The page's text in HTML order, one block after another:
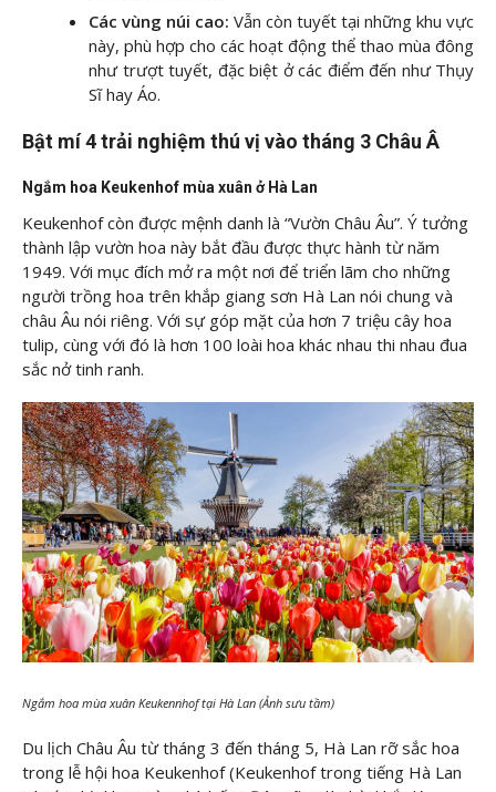
Các vùng núi cao: Vẫn còn tuyết tại những khu vực
này, phù hợp cho các hoạt động thể thao mùa đông
như trượt tuyết, đặc biệt ở các điểm đến như Thụy
Sĩ hay Áo.
Bật mí 4 trải nghiệm thú vị vào tháng 3 Châu Â
Ngắm hoa Keukenhof mùa xuân ở Hà Lan
Keukenhof còn được mệnh danh là “Vườn Châu Âu”. Ý tưởng
thành lập vườn hoa này bắt đầu được thực hành từ năm
1949. Với mục đích mở ra một nơi để triển lãm cho những
người trồng hoa trên khắp giang sơn Hà Lan nói chung và
châu Âu nói riêng. Với sự góp mặt của hơn 7 triệu cây hoa
tulip, cùng với đó là hơn 100 loài hoa khác nhau thi nhau đua
sắc nở tinh ranh.
Ngắm hoa mùa xuân Keukennhof tại Hà Lan (Ảnh sưu tầm)
Du lịch Châu Âu từ tháng 3 đến tháng 5, Hà Lan rỡ sắc hoa
trong lễ hội hoa Keukenhof (Keukenhof trong tiếng Hà Lan